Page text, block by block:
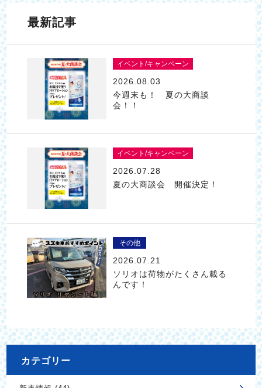
最新記事
イベント/キャンペーン
2026.08.03
今週末も！ 夏の大商談
会！！
イベント/キャンペーン
2026.07.28
夏の大商談会 開催決定！
その他
2026.07.21
ソリオは荷物がたくさん載る
んです！
カテゴリー